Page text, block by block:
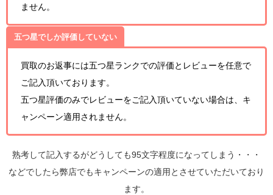
ません。
五つ星でしか評価していない
買取のお返事には五つ星ランクでの評価とレビューを任意で
ご記入頂いております。
五つ星評価のみでレビューをご記入頂いていない場合は、キ
ャンペーン適用されません。
熟考して記入するがどうしても95文字程度になってしまう・・・
などでしたら弊店でもキャンペーンの適用とさせていただいており
ます。